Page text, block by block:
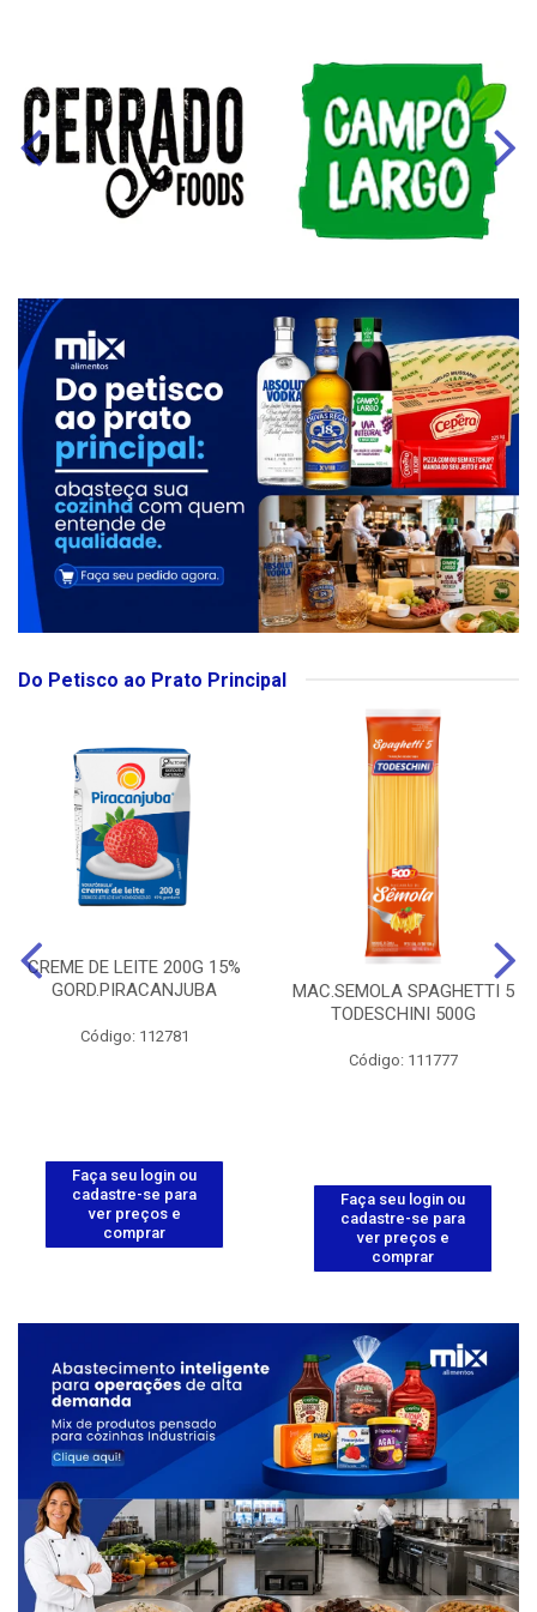
Do Petisco ao Prato Principal
CREME DE LEITE 200G 15%
GORD.PIRACANJUBA
Código: 112781
Faça seu login ou
cadastre-se para
ver preços e
comprar
MAC.SEMOLA SPAGHETTI 5
TODESCHINI 500G
Código: 111777
Faça seu login ou
cadastre-se para
ver preços e
comprar